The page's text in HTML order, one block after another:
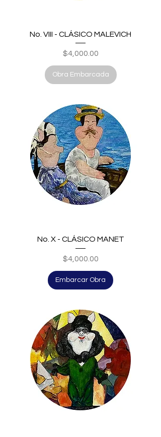
No. VIII - CLÁSICO MALEVICH
Price
$4,000.00
Obra Embarcada
No. X - CLÁSICO MANET
Price
$4,000.00
Embarcar Obra